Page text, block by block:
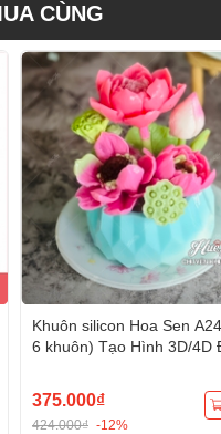
CÙNG
Khuôn silicon Hoa Sen
6 khuôn) Tạo Hình 3D/4D
375.000₫
424.000₫ -12%